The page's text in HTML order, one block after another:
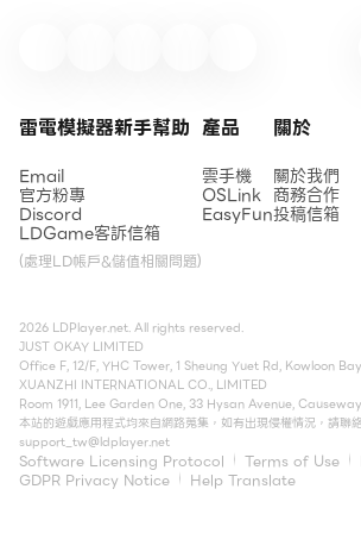
雷電模擬器新手幫助
Email
官方粉專
Discord
LDGame客訴信箱
(處理LD帳戶&儲值相關問題)
產品
雲手機
OSLink
EasyFun
關於
關於我們
商務合作
投稿信箱
2026 LDPlayer.net. All rights reserved.
JUST OKAY LIMITED
Office F, 12/F, YHC Tower, 1 Sheung Yuet Rd, Kowloon
XUANZHI INTERNATIONAL CO., LIMITED
Room 1911, Lee Garden One, 33 Hysan Avenue,
本站的遊戲應用程式均來自網路蒐集，如有出現侵權情況，請聯
support_tw@ldplayer.net
Software Licensing Protocol Terms of Use
GDPR Privacy Notice
Help Translate